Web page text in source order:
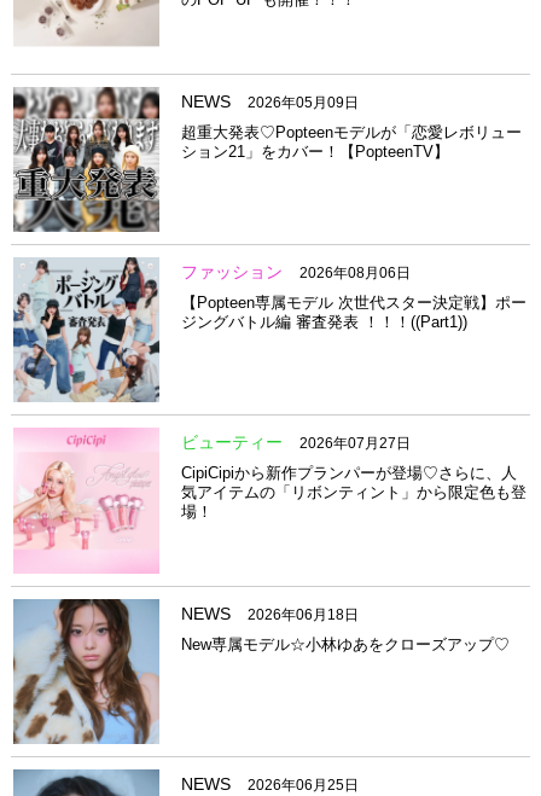
NEWS 2026年05月09日
超重大発表♡Popteenモデルが「恋愛レボリュー
ション21」をカバー！【PopteenTV】
ファッション 2026年08月06日
【Popteen専属モデル 次世代スター決定戦】ポー
ジングバトル編 審査発表 ！！！((Part1))
ビューティー 2026年07月27日
CipiCipiから新作プランパーが登場♡さらに、人
気アイテムの「リボンティント」から限定色も登
場！
NEWS 2026年06月18日
New専属モデル☆小林ゆあをクローズアップ♡
NEWS 2026年06月25日